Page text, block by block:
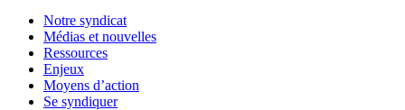
Notre syndicat
Médias et nouvelles
Ressources
Enjeux
Moyens d’action
Se syndiquer